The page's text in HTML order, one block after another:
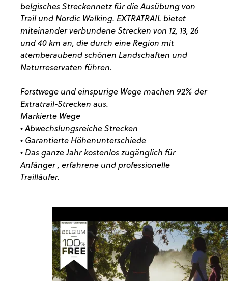
Fernwanderwege – GR
Nützliche Links
belgisches Streckennetz für die Ausübung von
Trail und Nordic Walking. EXTRATRAIL bietet
miteinander verbundene Strecken von 12, 13, 26
und 40 km an, die durch eine Region mit
atemberaubend schönen Landschaften und
Naturreservaten führen.
Forstwege und einspurige Wege machen 92% der
Extratrail-Strecken aus.
Markierte Wege
• Abwechslungsreiche Strecken
• Garantierte Höhenunterschiede
• Das ganze Jahr kostenlos zugänglich für
Anfänger , erfahrene und professionelle
Trailläufer.